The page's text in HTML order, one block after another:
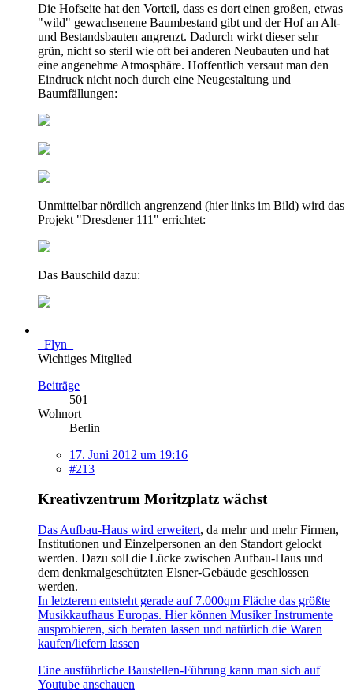
Die Hofseite hat den Vorteil, dass es dort einen großen, etwas
"wild" gewachsenene Baumbestand gibt und der Hof an Alt-
und Bestandsbauten angrenzt. Dadurch wirkt dieser sehr
grün, nicht so steril wie oft bei anderen Neubauten und hat
eine angenehme Atmosphäre. Hoffentlich versaut man den
Eindruck nicht noch durch eine Neugestaltung und
Baumfällungen:
Unmittelbar nördlich angrenzend (hier links im Bild) wird das
Projekt "Dresdener 111" errichtet:
Das Bauschild dazu:
_Flyn_
Wichtiges Mitglied
Beiträge
501
Wohnort
Berlin
17. Juni 2012 um 19:16
#213
Kreativzentrum Moritzplatz wächst
Das Aufbau-Haus wird erweitert, da mehr und mehr Firmen,
Institutionen und Einzelpersonen an den Standort gelockt
werden. Dazu soll die Lücke zwischen Aufbau-Haus und
dem denkmalgeschützten Elsner-Gebäude geschlossen
werden.
In letzterem entsteht gerade auf 7.000qm Fläche das größte
Musikkaufhaus Europas. Hier können Musiker Instrumente
ausprobieren, sich beraten lassen und natürlich die Waren
kaufen/liefern lassen
Eine ausführliche Baustellen-Führung kann man sich auf
Youtube anschauen